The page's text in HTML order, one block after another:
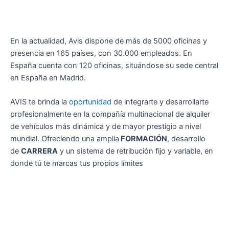
En la actualidad, Avis dispone de más de 5000 oficinas y
presencia en 165 países, con 30.000 empleados. En
España cuenta con 120 oficinas, situándose su sede central
en España en Madrid.
AVIS te brinda la oportunidad de integrarte y desarrollarte
profesionalmente en la compañía multinacional de alquiler
de vehículos más dinámica y de mayor prestigio a nivel
mundial. Ofreciendo una amplia FORMACIÓN, desarrollo
de CARRERA y un sistema de retribución fijo y variable, en
donde tú te marcas tus propios límites